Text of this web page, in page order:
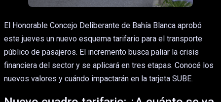
El Honorable Concejo Deliberante de Bahía Blanca aprobó
este jueves un nuevo esquema tarifario para el transporte
público de pasajeros. El incremento busca paliar la crisis
financiera del sector y se aplicará en tres etapas. Conocé los
nuevos valores y cuándo impactarán en la tarjeta SUBE.